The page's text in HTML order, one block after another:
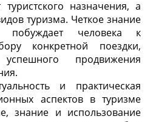
назначения, а
туризма. Четкое знание
человека к
конкретной поездки,
продвижения
и практическая
аспектов в туризме
знание и использование